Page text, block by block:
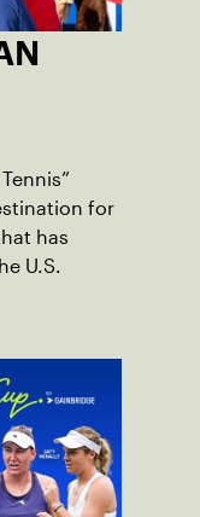
for
has
U.S.